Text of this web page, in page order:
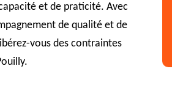
et de praticité. Avec
de qualité et de
vous des contraintes